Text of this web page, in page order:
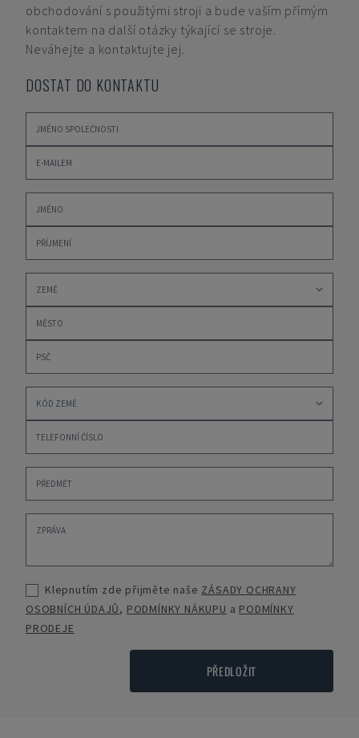
obchodování s použitými stroji a bude vaším přímým
kontaktem na další otázky týkající se stroje.
Neváhejte a kontaktujte jej.
DOSTAT DO KONTAKTU
Klepnutím zde přijměte naše ZÁSADY OCHRANY
OSOBNÍCH ÚDAJŮ, PODMÍNKY NÁKUPU a PODMÍNKY
PRODEJE
PŘEDLOŽIT